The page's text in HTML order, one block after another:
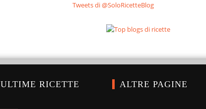
Tweets di @SoloRicetteBlog
ULTIME RICETTE ALTRE PAGINE